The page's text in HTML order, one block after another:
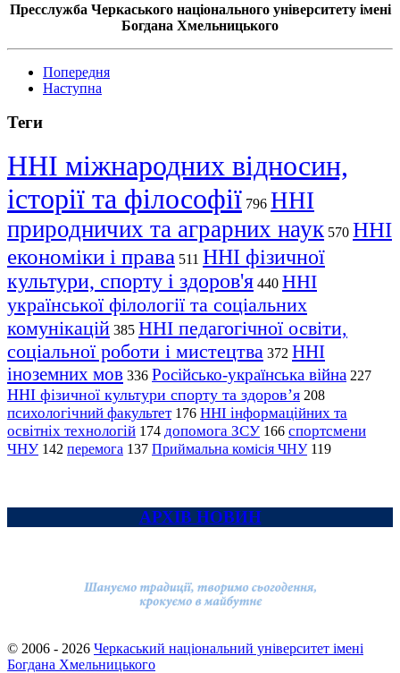
Пресслужба Черкаського національного університету імені
Богдана Хмельницького
Попередня
Наступна
Теги
ННІ міжнародних відносин,
історії та філософії 796 ННІ
природничих та аграрних наук 570 ННІ
економіки і права 511 ННІ фізичної
культури, спорту і здоров'я 440 ННІ
української філології та соціальних
комунікацій 385 ННІ педагогічної освіти,
соціальної роботи і мистецтва 372 ННІ
іноземних мов 336 Російсько-українська війна 227
ННІ фізичної культури спорту та здоров’я 208
психологічний факультет 176 ННІ інформаційних та
освітніх технологій 174 допомога ЗСУ 166 спортсмени
ЧНУ 142 перемога 137 Приймальна комісія ЧНУ 119
АРХІВ НОВИН
© 2006 - 2026 Черкаський національний університет імені
Богдана Хмельницького